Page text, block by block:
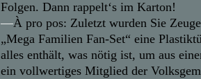
Folgen. Dann rappelt‘s im Karton!
—À pro pos: Zuletzt wurden Sie
„Mega Familien Fan-Set“ eine
alles enthält, was nötig ist, um aus
ein vollwertiges Mitglied der